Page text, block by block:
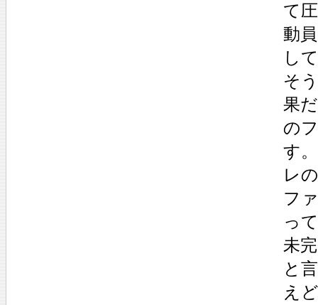
て
動
し
そ
果
の
す
レ
フ
っ
未
と
え